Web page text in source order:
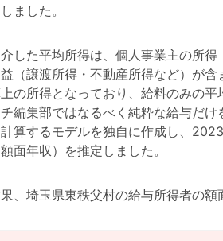
ました。
した平均所得は、個人事業主の所
（譲渡所得・不動産所得など）が
の所得となっており、給料のみの
チ編集部ではなるべく純粋な給与だ
算するモデルを独自に作成し、
面年収）を推定しました。
、埼玉県東秩父村の給与所得者の額